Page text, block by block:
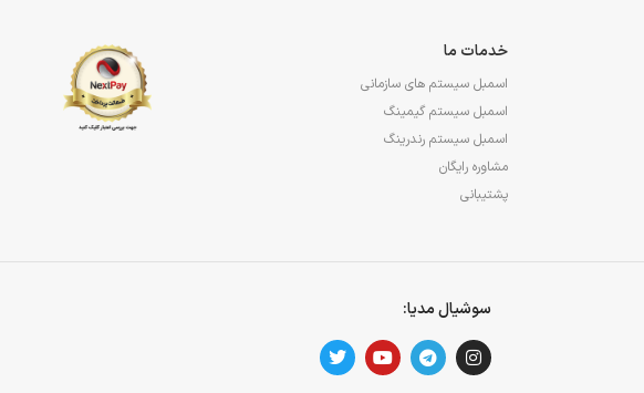
خدمات ما
اسمبل سیستم های سازمانی
اسمبل سیستم گیمینگ
اسمبل سیستم رندرینگ
مشاوره رایگان
پشتیبانی
سوشیال مدیا: